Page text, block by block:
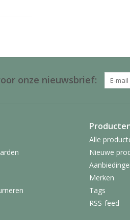
onze nieuwsbrief:
Alle
Nieuwe
Merken
Tags
RSS-feed